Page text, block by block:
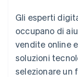
Altro
Product
Scopri cosa ti
Radar
Prevenzione
Gli esperti
occupano di
vendite online
soluzioni
selezionare un